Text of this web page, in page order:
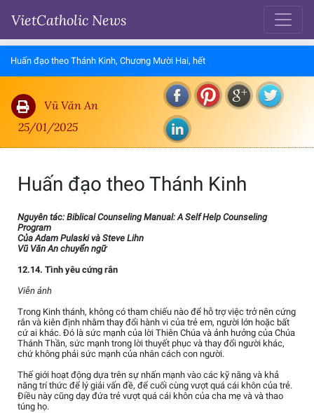
VietCatholic News
Huấn đạo theo Thánh Kinh, Chương Mười Hai, hết
Vũ Văn An
25/01/2025
Huấn đạo theo Thánh Kinh
Nguyên tác: Biblical Counseling Manual: A Self Help Counseling
Program
Của Adam Pulaski và Steve Lihn
Vũ Văn An chuyển ngữ
12.14. Tình yêu cứng rắn
Viễn ảnh
Trong Kinh thánh, không có tham chiếu nào để hỗ trợ việc trở nên cứng
rắn và kiên định nhằm thay đổi hành vi của trẻ em, người lớn hoặc bất
cứ ai khác. Đó là sức mạnh của lời Thiên Chúa và ảnh hưởng của Chúa
Thánh Thần, sức mạnh trong lời thuyết phục và thay đổi người khác,
chứ không phải sức mạnh của nhân cách con người.
Thế giới hoạt động dựa trên sự nhấn mạnh vào các kỹ năng và khả
năng trí thức để lý giải vấn đề, để cuối cùng vượt quá cái khôn của trẻ.
Điều này cũng dạy đứa trẻ vượt quá cái khôn của cha mẹ và và thao
túng họ.